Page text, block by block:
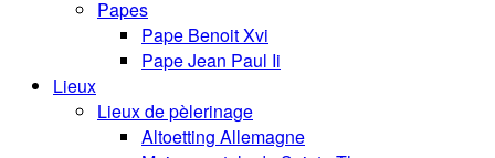
Papes
Pape Benoit Xvi
Pape Jean Paul Ii
Lieux
Lieux de pèlerinage
Altoetting Allemagne